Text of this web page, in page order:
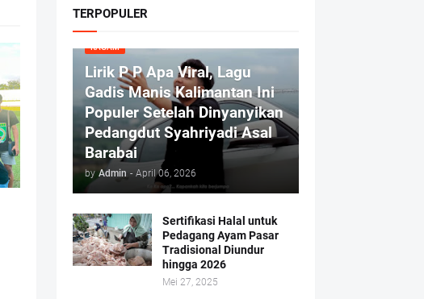
TERPOPULER
RAGAM
Lirik P P Apa Viral, Lagu
Gadis Manis Kalimantan Ini
Populer Setelah Dinyanyikan
Pedangdut Syahriyadi Asal
Barabai
by Admin - April 06, 2026
Sertifikasi Halal untuk
Pedagang Ayam Pasar
Tradisional Diundur
hingga 2026
Mei 27, 2025